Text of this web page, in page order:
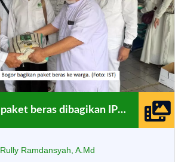
Sebanyak 1.015 paket beras dibagikan IPHI Kota Bogor
Rully Ramdansyah, A.Md